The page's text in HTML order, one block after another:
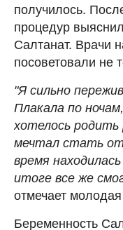
получилось.
процедур
Салтанат. Врачи
посоветовали не
"Я сильно
Плакала по
хотелось
мечтал стать
время
итоге все же
отмечает
Беременность